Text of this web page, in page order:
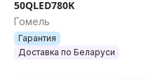
50QLED780K
Гомель
Гарантия
Доставка по Беларуси